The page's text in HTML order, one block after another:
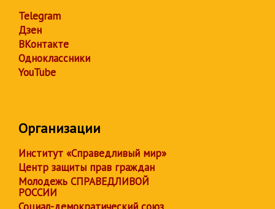
Telegram
Дзен
ВКонтакте
Одноклассники
YouTube
Организации
Институт «Справедливый мир»
Центр защиты прав граждан
Молодежь СПРАВЕДЛИВОЙ
РОССИИ